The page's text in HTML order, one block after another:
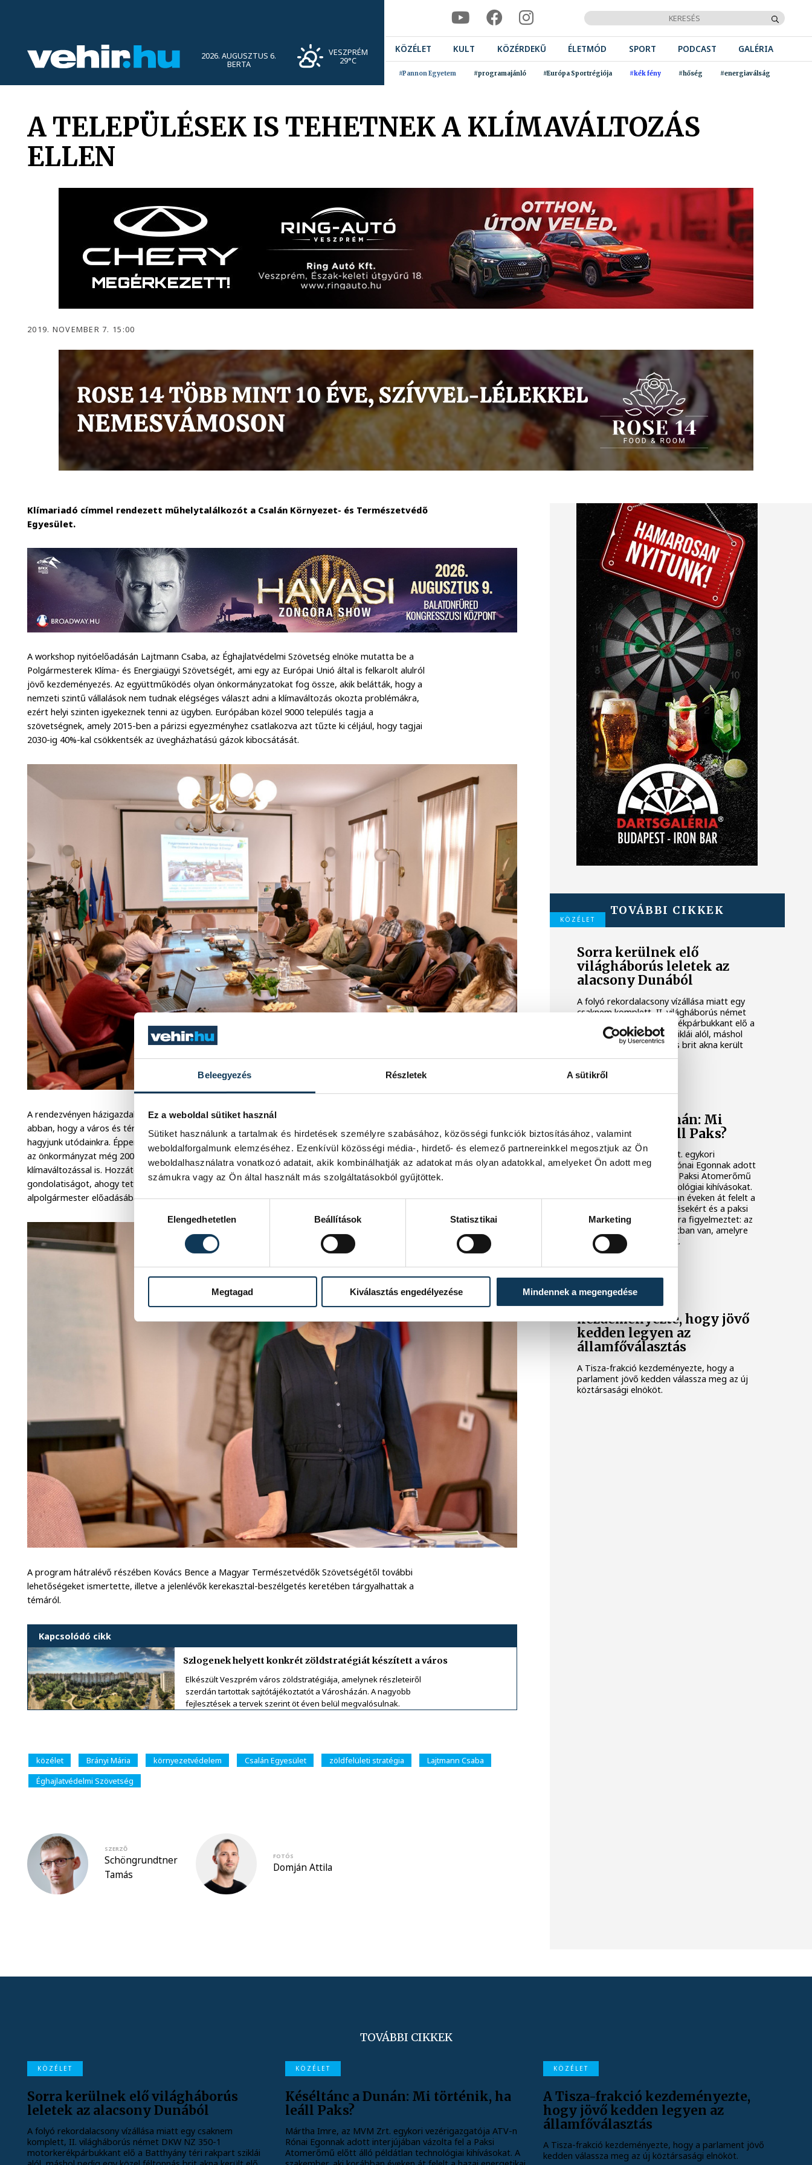
Beleegyezés Részletek A sütikről
Ez a weboldal sütiket használ
Sütiket használunk a tartalmak és hirdetések személyre szabásához, közösségi funkciók biztosításához, valamint
weboldalforgalmunk elemzéséhez. Ezenkívül közösségi média-, hirdető- és elemező partnereinkkel megosztjuk az Ön
weboldalhasználatra vonatkozó adatait, akik kombinálhatják az adatokat más olyan adatokkal, amelyeket Ön adott meg
számukra vagy az Ön által használt más szolgáltatásokból gyűjtöttek.
Elengedhetetlen
Beállítások Statisztikai Marketing
Megtagad Kiválasztás engedélyezése Mindennek a megengedése
2026. AUGUSZTUS 6.
BERTA
VESZPRÉM
29°C
KÖZÉLET KULT KÖZÉRDEKŰ ÉLETMÓD SPORT PODCAST GALÉRIA
#Pannon Egyetem #programajánló #Európa Sportrégiója #kék fény #hőség #energiaválság
A TELEPÜLÉSEK IS TEHETNEK A KLÍMAVÁLTOZÁS
ELLEN
2019. NOVEMBER 7. 15:00
Klímariadó címmel rendezett műhelytalálkozót a Csalán Környezet- és Természetvédő
Egyesület.
A workshop nyitóelőadásán Lajtmann Csaba, az Éghajlatvédelmi Szövetség elnöke mutatta be a
Polgármesterek Klíma- és Energiaügyi Szövetségét, ami egy az Európai Unió által is felkarolt alulról
jövő kezdeményezés. Az együttműködés olyan önkormányzatokat fog össze, akik belátták, hogy a
nemzeti szintű vállalások nem tudnak elégséges választ adni a klímaváltozás okozta problémákra,
ezért helyi szinten igyekeznek tenni az ügyben. Európában közel 9000 település tagja a
szövetségnek, amely 2015-ben a párizsi egyezményhez csatlakozva azt tűzte ki céljául, hogy tagjai
2030-ig 40%-kal csökkentsék az üvegházhatású gázok kibocsátását.
A rendezvényen házigazdaként Brányi Mária is felszólalt, aki kijelentette: Veszprém elkötelezett
abban, hogy a város és térsége hosszú távon is jó életfeltételeket biztosítson, élhető települést
hagyjunk utódainkra. Éppen ezért Magyarországon az elsők között fogadott el energiastratégiát
az önkormányzat még 2008-ban, ami foglalkozik a mára már a saját bőrünkön is érezhető
klímaváltozással is. Hozzátette: a jövő tervezésekor valamennyi területen figyelembe veszik ezt a
gondolatiságot, ahogy tették ezt a szeptemberben elfogadott zöldstratégia kidolgozásakor is. Az
alpolgármester előadásában részletesebben is bemutatta ezt a stratégiát.
A program hátralévő részében Kovács Bence a Magyar Természetvédők Szövetségétől további
lehetőségeket ismertette, illetve a jelenlévők kerekasztal-beszélgetés keretében tárgyalhattak a
témáról.
Kapcsolódó cikk
Szlogenek helyett konkrét zöldstratégiát készített a város
Elkészült Veszprém város zöldstratégiája, amelynek részleteiről
szerdán tartottak sajtótájékoztatót a Városházán. A nagyobb
fejlesztések a tervek szerint öt éven belül megvalósulnak.
közélet Brányi Mária környezetvédelem Csalán Egyesület zöldfelületi stratégia
Lajtmann Csaba
Éghajlatvédelmi Szövetség
SZERZŐ
Schöngrundtner
Tamás
FOTÓS
Domján Attila
TOVÁBBI CIKKEK
KÖZÉLET
Sorra kerülnek elő
világháborús leletek az
alacsony Dunából
A folyó rekordalacsony vízállása miatt egy
csaknem komplett, II. világháborús német
DKW NZ 350-1 motorkerékpárbukkant elő a
Batthyány téri rakpart sziklái alól, máshol
pedig egy közel féltonnás brit akna került
elő.
Késéltánc a Dunán: Mi
történik, ha leáll Paks?
Mártha Imre, az MVM Zrt. egykori
vezérigazgatója ATV-n Rónai Egonnak adott
interjújában vázolta fel a Paksi Atomerőmű
előtt álló példátlan technológiai kihívásokat.
A szakember, aki korábban éveken át felelt a
hazai energetikai fejlesztésekért és a paksi
blokkok működéséért, arra figyelmeztet: az
erőmű olyan üzemállapotban van, amelyre
eredetileg nem tervezték.
A Tisza-frakció
kezdeményezte, hogy jövő
kedden legyen az
államfőválasztás
A Tisza-frakció kezdeményezte, hogy a
parlament jövő kedden válassza meg az új
köztársasági elnököt.
TOVÁBBI CIKKEK
KÖZÉLET
Sorra kerülnek elő világháborús
leletek az alacsony Dunából
A folyó rekordalacsony vízállása miatt egy csaknem
komplett, II. világháborús német DKW NZ 350-1
motorkerékpárbukkant elő a Batthyány téri rakpart sziklái
KÖZÉLET
Késéltánc a Dunán: Mi történik, ha
leáll Paks?
Mártha Imre, az MVM Zrt. egykori vezérigazgatója ATV-n
Rónai Egonnak adott interjújában vázolta fel a Paksi
Atomerőmű előtt álló példátlan technológiai kihívásokat. A
KÖZÉLET
A Tisza-frakció kezdeményezte,
hogy jövő kedden legyen az
államfőválasztás
A Tisza-frakció kezdeményezte, hogy a parlament jövő
kedden válassza meg az új köztársasági elnököt.